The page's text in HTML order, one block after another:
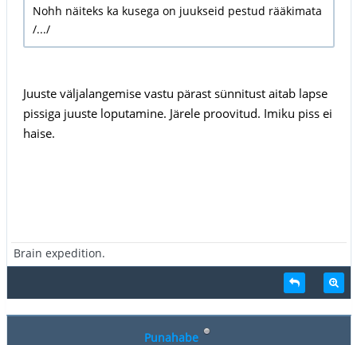
Nohh näiteks ka kusega on juukseid pestud rääkimata
/.../
Juuste väljalangemise vastu pärast sünnitust aitab lapse
pissiga juuste loputamine. Järele proovitud. Imiku piss ei
haise.
Brain expedition.
Punahabe